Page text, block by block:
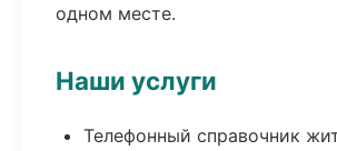
одном месте.
Наши услуги
Телефонный справочник